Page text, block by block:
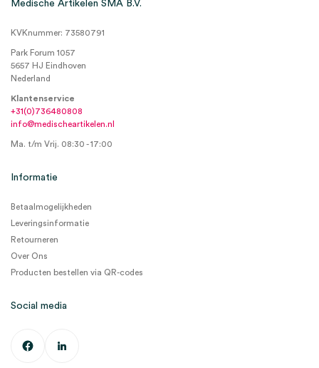
Medische Artikelen SMA B.V.
KVKnummer: 73580791
Park Forum 1057
5657 HJ Eindhoven
Nederland
Klantenservice
+31(0)736480808
info@medischeartikelen.nl
Ma. t/m Vrij. 08:30 - 17:00
Informatie
Betaalmogelijkheden
Leveringsinformatie
Retourneren
Over Ons
Producten bestellen via QR-codes
Social media